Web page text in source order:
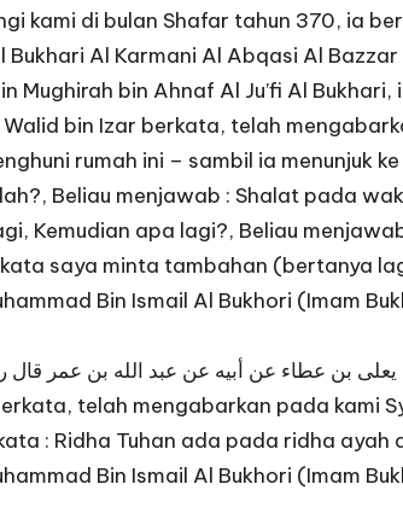
kami di bulan Shafar tahun 370, ia
Bukhari Al Karmani Al Abqasi Al
Mughirah bin Ahnaf Al Ju’fi Al
bin Izar berkata, telah
rumah ini – sambil ia menunjuk
Beliau menjawab : Shalat pada
Kemudian apa lagi?, Beliau
saya minta tambahan (bertanya
Bin Ismail Al Bukhori (Imam
يعلى بن عطاء عن أبيه عن عبد الله بن عمر
telah mengabarkan pada kami
: Ridha Tuhan ada pada ridha ayah
Bin Ismail Al Bukhori (Imam